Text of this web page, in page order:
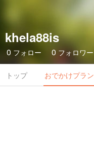
khela88is
0 フォロー 0 フォロワー
トップ おでかけプラン